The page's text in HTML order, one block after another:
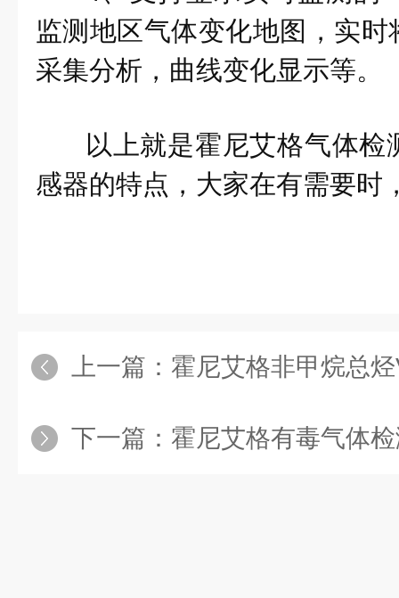
监测地区气体变化地图，实
采集分析，曲线变化显示等。
以上就是霍尼艾格气体
感器的特点，大家在有需要时
上一篇： 霍尼艾格非甲烷总烃
下一篇： 霍尼艾格有毒气体